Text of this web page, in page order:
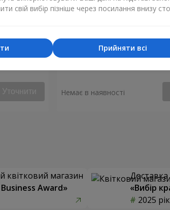
Уточнити Немає в наявності
квітковий магазин
Award»
Доставка
«Вибір
2025 рік
свій вибір пізніше через посилання внизу
Прийняти всі